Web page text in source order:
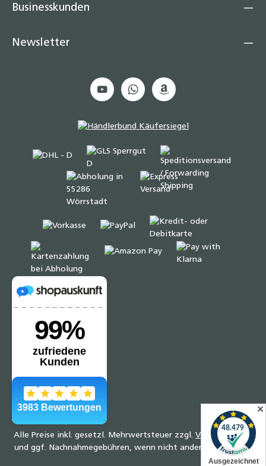
Businesskunden
Newsletter
Alle Preise inkl. gesetzl. Mehrwertsteuer zzgl. Versandkosten
und ggf. Nachnahmegebühren, wenn nicht anders angegeben.
✕